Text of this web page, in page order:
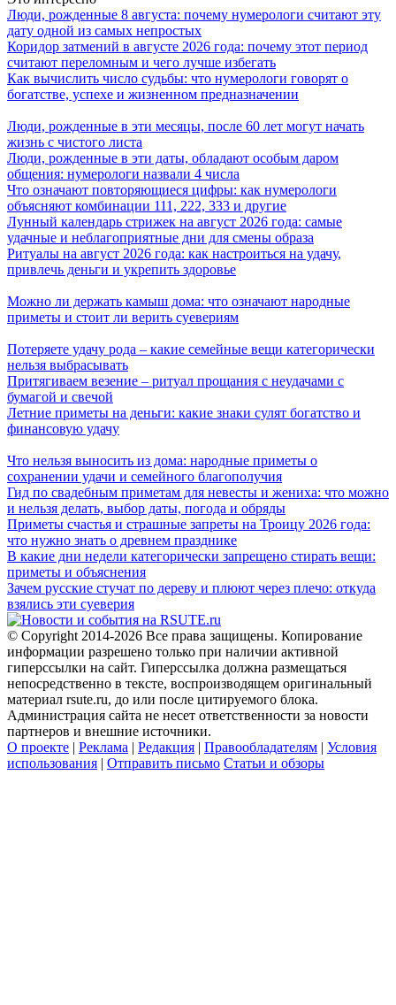
Люди, рожденные 8 августа: почему нумерологи считают эту
дату одной из самых непростых
Коридор затмений в августе 2026 года: почему этот период
считают переломным и чего лучше избегать
Как вычислить число судьбы: что нумерологи говорят о
богатстве, успехе и жизненном предназначении
Люди, рожденные в эти месяцы, после 60 лет могут начать
жизнь с чистого листа
Люди, рожденные в эти даты, обладают особым даром
общения: нумерологи назвали 4 числа
Что означают повторяющиеся цифры: как нумерологи
объясняют комбинации 111, 222, 333 и другие
Лунный календарь стрижек на август 2026 года: самые
удачные и неблагоприятные дни для смены образа
Ритуалы на август 2026 года: как настроиться на удачу,
привлечь деньги и укрепить здоровье
Можно ли держать камыш дома: что означают народные
приметы и стоит ли верить суевериям
Потеряете удачу рода – какие семейные вещи категорически
нельзя выбрасывать
Притягиваем везение – ритуал прощания с неудачами с
бумагой и свечой
Летние приметы на деньги: какие знаки сулят богатство и
финансовую удачу
Что нельзя выносить из дома: народные приметы о
сохранении удачи и семейного благополучия
Гид по свадебным приметам для невесты и жениха: что можно
и нельзя делать, выбор даты, погода и обряды
Приметы счастья и страшные запреты на Троицу 2026 года:
что нужно знать о древнем празднике
В какие дни недели категорически запрещено стирать вещи:
приметы и объяснения
Зачем русские стучат по дереву и плюют через плечо: откуда
взялись эти суеверия
© Copyright 2014-2026 Все права защищены. Копирование
информации разрешено только при наличии активной
гиперссылки на сайт. Гиперссылка должна размещаться
непосредственно в тексте, воспроизводящем оригинальный
материал rsute.ru, до или после цитируемого блока.
Администрация сайта не несет ответственности за новости
партнеров и внешние источники.
О проекте | Реклама | Редакция | Правообладателям | Условия
использования | Отправить письмо Статьи и обзоры